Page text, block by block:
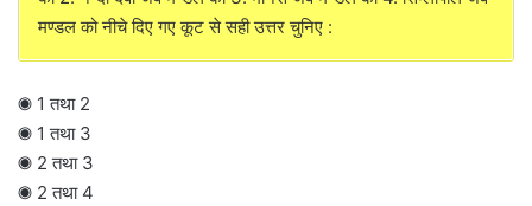
मण्डल को नीचे दिए गए कूट से सही उत्तर चुनिए :
◉ 1 तथा 2
◉ 1 तथा 3
◉ 2 तथा 3
◉ 2 तथा 4